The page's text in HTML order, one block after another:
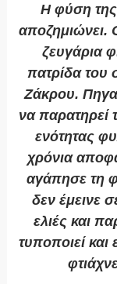
Η φύση της
αποζημιώνει.
ζευγάρια
πατρίδα του
Ζάκρου.
να παρατηρεί
ενότητας
χρόνια
αγάπησε τη
δεν έμεινε
ελιές και
τυποποιεί και